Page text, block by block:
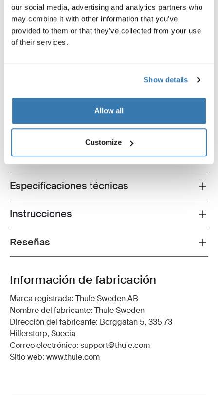
our social media, advertising and analytics partners who
may combine it with other information that you’ve
provided to them or that they’ve collected from your use
of their services.
Show details
Allow all
Customize
kit de montaje Crafter 17- 400/700
Kit LED para escalón
aluminio
Toggle features
Todas las características
Toggle techspec
Especificaciones técnicas
Toggle guides and instructions
Instrucciones
Toggle overview
Reseñas
Información de fabricación
Marca registrada: Thule Sweden AB
Nombre del fabricante: Thule Sweden
Dirección del fabricante: Borggatan 5, 335 73
Hillerstorp, Suecia
Correo electrónico: support@thule.com
Sitio web: www.thule.com